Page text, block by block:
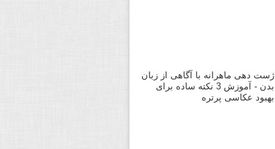
ژست دهی ماهرانه با آگاهی از زبان
بدن - آموزش 3 نکته ساده برای
بهبود عکاسی پرتره